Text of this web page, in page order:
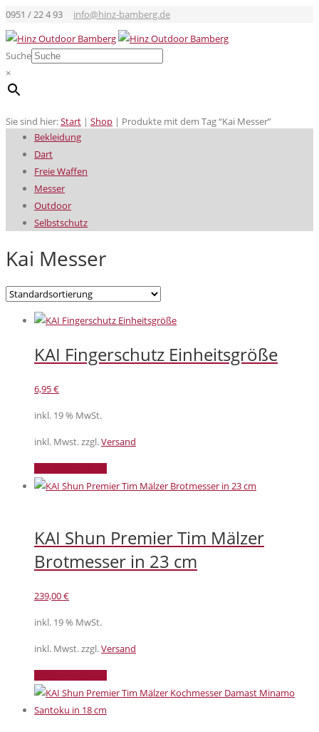
0951 / 22 4 93 info@hinz-bamberg.de
Suche
×
Sie sind hier:Start | Shop | Produkte mit dem Tag “Kai Messer”
Bekleidung
Dart
Freie Waffen
Messer
Outdoor
Selbstschutz
Kai Messer
KAI Fingerschutz Einheitsgröße
6,95€
inkl. 19 % MwSt.
inkl. Mwst. zzgl.Versand
KAI Shun Premier Tim Mälzer
Brotmesser in 23 cm
239,00€
inkl. 19 % MwSt.
inkl. Mwst. zzgl.Versand